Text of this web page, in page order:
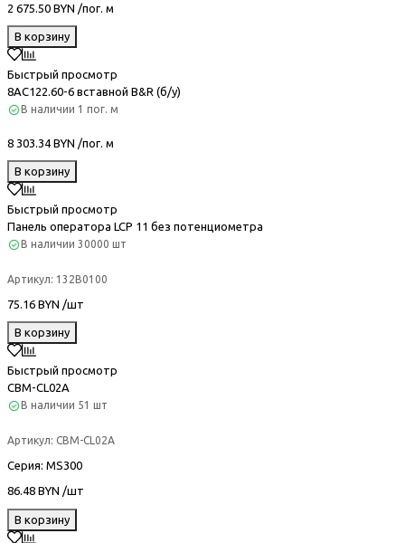
2 675.50 BYN /пог. м
В корзину
Быстрый просмотр
8AC122.60-6 вставной B&R (б/у)
В наличии 1 пог. м
8 303.34 BYN /пог. м
В корзину
Быстрый просмотр
Панель оператора LCP 11 без потенциометра
В наличии 30000 шт
Артикул: 132B0100
75.16 BYN /шт
В корзину
Быстрый просмотр
CBM-CL02A
В наличии 51 шт
Артикул: CBM-CL02A
Серия: MS300
86.48 BYN /шт
В корзину